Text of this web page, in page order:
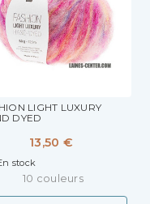
LIGHT LUXURY
DYED
13,50 €
stock
10 couleurs